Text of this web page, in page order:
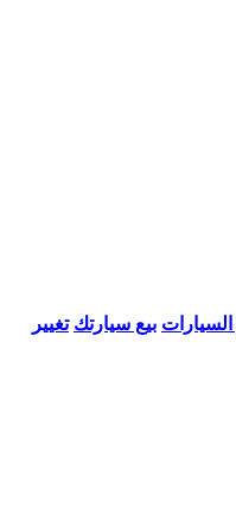
السيارات بيع سيارتك تغيير